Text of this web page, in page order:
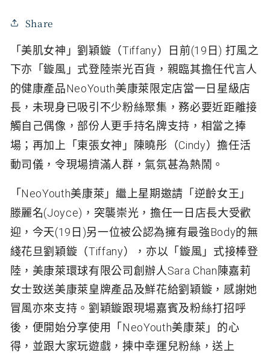
Share
「美肌女神」劉穎鏇（Tiffany）日前(19 日 ) 打風之
下亦「鏇風」式登陸崇光百貨，親臨其擔任代言人
的健康產品NeoYouth美康萊限定店當一日星級店
長，未現身已吸引不少粉絲聚集，務必要近距離接
觸自己偶像，部份人更手持名牌支持，相當之捧
場；再加上「東張女神」陳曉彤（Cindy）擔任活
動司儀，令現場擠滿人群，氣氛甚為熱鬧。
「 NeoYouth美康萊」繼上星期邀請「逆齡女王」
滕麗名(Joyce) ，突襲崇光，擔任一日店長大受歡
迎，今天(19 日 )另一位被公認為擁有最強Body的無
綫花旦劉穎鏇（Tiffany），亦以「鏇風」式接棒登
陸，美康萊環球有限公司創辦人Sara Chan 陳嘉莉
女士致送美康萊皇牌產品及鮮花給劉穎鏇，感謝她
冒風亦來支持。劉穎鏇跟現場嘉賓及粉絲打招呼
後，便開始分享使用「 NeoYouth美康萊」的心
得，並跟大家玩遊戲，揀中幸運兒粉絲，送上